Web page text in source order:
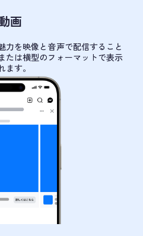
画
力を映像と音声で配信すること
たは横型のフォーマットで表示
ます。